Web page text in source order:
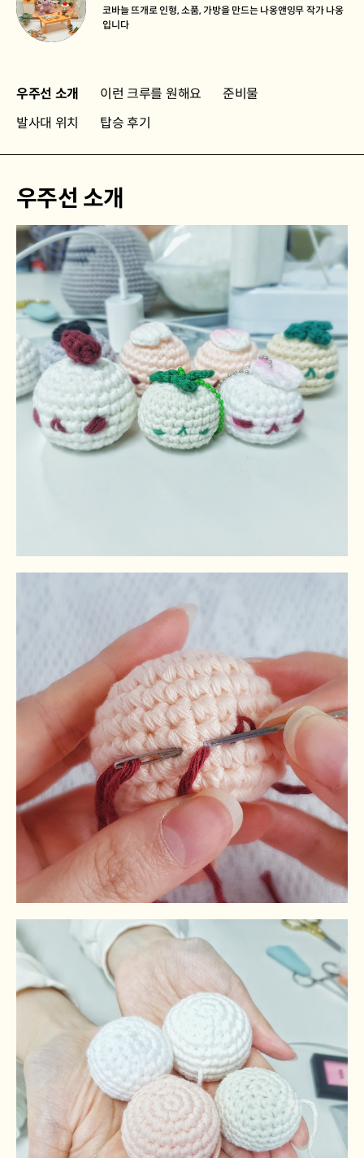
코바늘 뜨개로 인형, 소품, 가방을 만드는 나옹앤잉무 작가 나옹
입니다
우주선 소개 이런 크루를 원해요
준비물
발사대 위치
탑승 후기
우주선 소개